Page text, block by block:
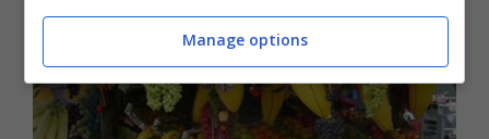
Manage options